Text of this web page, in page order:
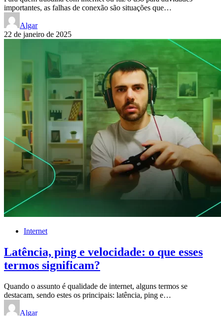
importantes, as falhas de conexão são situações que…
Algar
22 de janeiro de 2025
Internet
Latência, ping e velocidade: o que esses
termos significam?
Quando o assunto é qualidade de internet, alguns termos se
destacam, sendo estes os principais: latência, ping e…
Algar